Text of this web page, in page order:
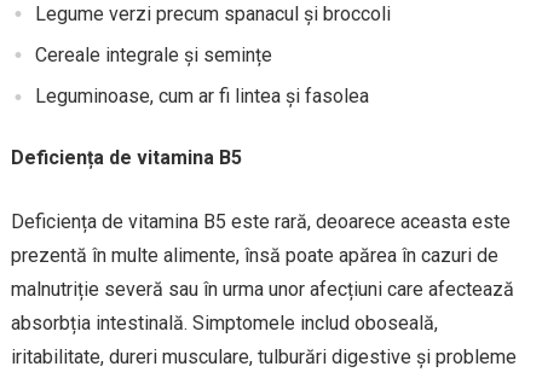
Legume verzi precum spanacul și broccoli
Cereale integrale și semințe
Leguminoase, cum ar fi lintea și fasolea
Deficiența de vitamina B5
Deficiența de vitamina B5 este rară, deoarece aceasta este
prezentă în multe alimente, însă poate apărea în cazuri de
malnutriție severă sau în urma unor afecțiuni care afectează
absorbția intestinală. Simptomele includ oboseală,
iritabilitate, dureri musculare, tulburări digestive și probleme